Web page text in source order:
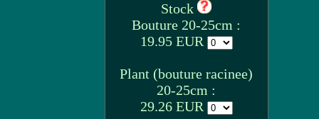
Stock
Bouture 20-25cm :
19.95 EUR
Plant (bouture racinee)
20-25cm :
29.26 EUR